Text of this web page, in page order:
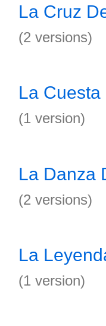
La Cruz
(2 versions)
La Cuesta
(1 version)
La Danza
(2 versions)
La
(1 version)